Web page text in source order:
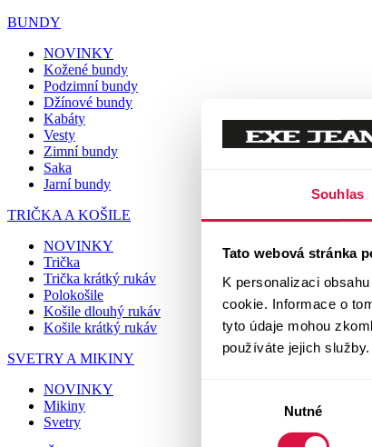
Souhlas
Tato webová stránka
K personalizaci
cookie. Informace o
tyto údaje mohou
používáte jejich služby.
Nutné
BUNDY
NOVINKY
Kožené bundy
Podzimní bundy
Džínové bundy
Kabáty
Vesty
Zimní bundy
Saka
Jarní bundy
TRIČKA A KOŠILE
NOVINKY
Trička
Trička krátký rukáv
Polokošile
Košile dlouhý rukáv
Košile krátký rukáv
SVETRY A MIKINY
NOVINKY
Mikiny
Svetry